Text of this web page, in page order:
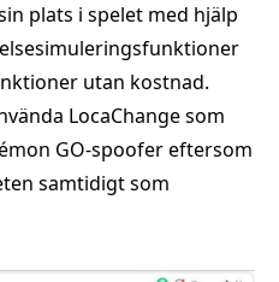
plats i spelet med hjälp
utan kostnad.
LocaChange som
GO-spoofer eftersom
samtidigt som